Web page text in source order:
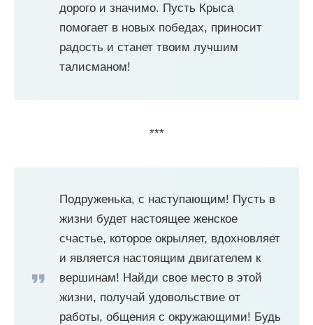
дорого и значимо. Пусть Крыса
помогает в новых победах, приносит
радость и станет твоим лучшим
талисманом!
***
Подруженька, с наступающим! Пусть в
жизни будет настоящее женское
счастье, которое окрыляет, вдохновляет
и является настоящим двигателем к
вершинам! Найди свое место в этой
жизни, получай удовольствие от
работы, общения с окружающими! Будь